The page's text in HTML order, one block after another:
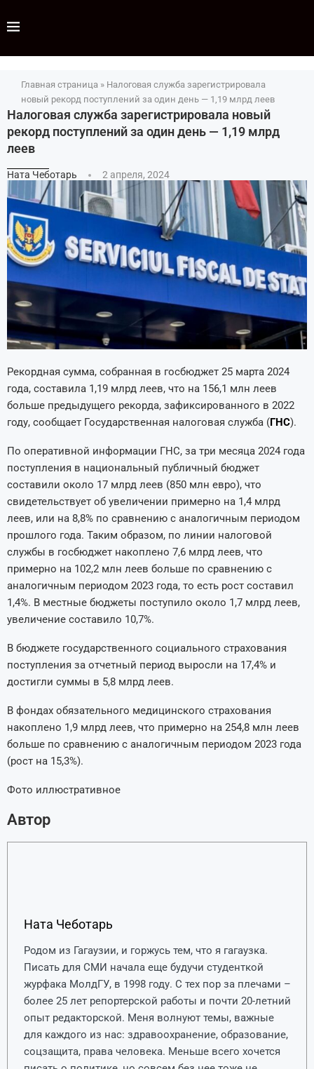
Главная страница » Налоговая служба зарегистрировала
новый рекорд поступлений за один день — 1,19 млрд леев
Налоговая служба зарегистрировала новый
рекорд поступлений за один день — 1,19 млрд
леев
Ната Чеботарь 2 апреля, 2024
Рекордная сумма, собранная в госбюджет 25 марта 2024
года, составила 1,19 млрд леев, что на 156,1 млн леев
больше предыдущего рекорда, зафиксированного в 2022
году, сообщает Государственная налоговая служба (ГНС).
По оперативной информации ГНС, за три месяца 2024 года
поступления в национальный публичный бюджет
составили около 17 млрд леев (850 млн евро), что
свидетельствует об увеличении примерно на 1,4 млрд
леев, или на 8,8% по сравнению с аналогичным периодом
прошлого года. Таким образом, по линии налоговой
службы в госбюджет накоплено 7,6 млрд леев, что
примерно на 102,2 млн леев больше по сравнению с
аналогичным периодом 2023 года, то есть рост составил
1,4%. В местные бюджеты поступило около 1,7 млрд леев,
увеличение составило 10,7%.
В бюджете государственного социального страхования
поступления за отчетный период выросли на 17,4% и
достигли суммы в 5,8 млрд леев.
В фондах обязательного медицинского страхования
накоплено 1,9 млрд леев, что примерно на 254,8 млн леев
больше по сравнению с аналогичным периодом 2023 года
(рост на 15,3%).
Фото иллюстративное
Автор
Ната Чеботарь
Родом из Гагаузии, и горжусь тем, что я гагаузка.
Писать для СМИ начала еще будучи студенткой
журфака МолдГУ, в 1998 году. С тех пор за плечами –
более 25 лет репортерской работы и почти 20-летний
опыт редакторской. Меня волнуют темы, важные
для каждого из нас: здравоохранение, образование,
соцзащита, права человека. Меньше всего хочется